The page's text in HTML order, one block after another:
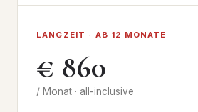
LANGZEIT · AB 12 MONATE
€ 860
/ Monat · all-inclusive